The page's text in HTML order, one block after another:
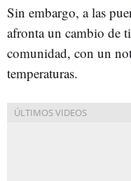
Sin embargo, a las
afronta un cambio de
comunidad, con un
temperaturas.